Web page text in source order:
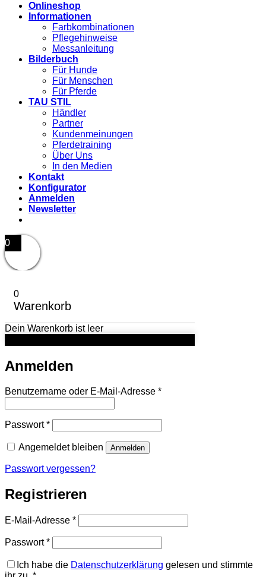
Onlineshop
Informationen
Farbkombinationen
Pflegehinweise
Messanleitung
Bilderbuch
Für Hunde
Für Menschen
Für Pferde
TAU STIL
Händler
Partner
Kundenmeinungen
Pferdetraining
Über Uns
In den Medien
Kontakt
Konfigurator
Anmelden
Newsletter
0
0
Warenkorb
Dein Warenkorb ist leer
Anmelden
Benutzername oder E-Mail-Adresse *Erforderlich
Passwort*Erforderlich
Angemeldet bleiben Anmelden
Passwort vergessen?
Registrieren
E-Mail-Adresse *Erforderlich
Passwort*Erforderlich
Ich habe die Datenschutzerklärung gelesen und stimmte